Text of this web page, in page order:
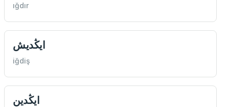
ığdır
ايڭديش
iğdiş
ايڭدين